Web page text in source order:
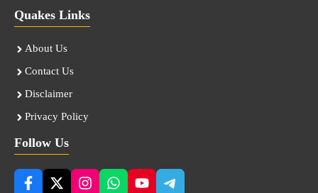
Quakes Links
About Us
Contact Us
Disclaimer
Privacy Policy
Follow Us